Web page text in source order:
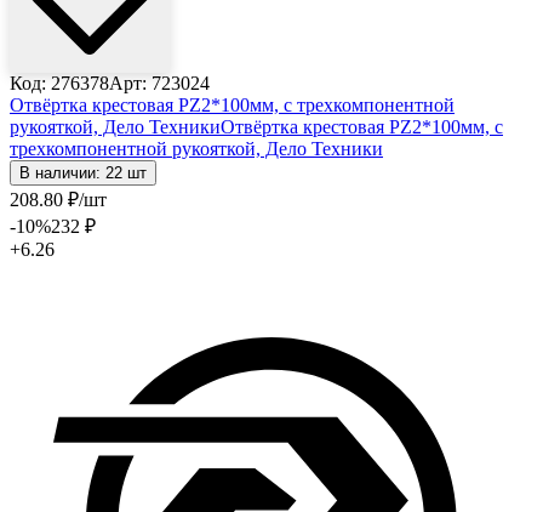
Код: 276378Арт: 723024
Отвёртка крестовая PZ2*100мм, c трехкомпонентной
рукояткой, Дело ТехникиОтвёртка крестовая PZ2*100мм, c
трехкомпонентной рукояткой, Дело Техники
В наличии: 22 шт
208.80 ₽/шт
-10%232 ₽
+6.26